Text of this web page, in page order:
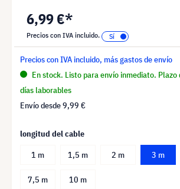
6,99 €*
Precios con IVA incluido.
Precios con IVA incluido, más gastos de envío
En stock. Listo para envío inmediato.
días laborables
Envío desde9,99 €
longitud del cable
1 m
1,5 m 2 m 3 m
7,5 m 10 m